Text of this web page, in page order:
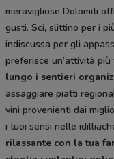
meravigliose Dolomiti
gusti. Sci, slittino per i
indiscussa per gli
preferisce un’attività
lungo i sentieri
assaggiare piatti
vini provenienti dai
i tuoi sensi nelle
rilassante con la tua